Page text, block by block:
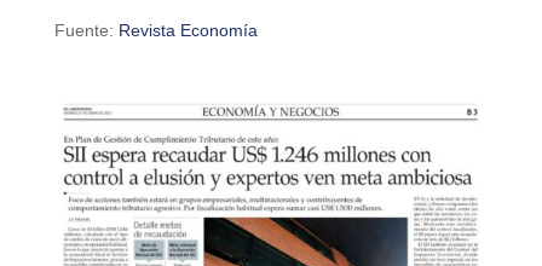
Fuente: Revista Economía